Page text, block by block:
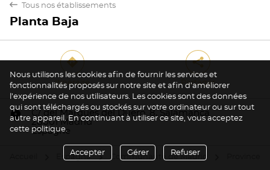
back Tous nos établissements
Planta Baja
Oui Non
direction
Itinéraire
share
Partager
marker
C/ del Marqués del Duero, 8, Salamanca
28001 Madrid
Espagne
Espagne Communauté de Madrid
Nous utilisons les cookies afin de fournir les services et
fonctionnalités proposés sur notre site et afin d’améliorer
l’expérience de nos utilisateurs. Les cookies sont des données
qui sont téléchargés ou stockés sur votre ordinateur ou sur tout
autre appareil. En continuant à utiliser ce site, vous acceptez
cette politique.
Accepter Gérer Refuser